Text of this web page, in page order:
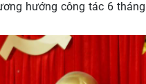
hướng công tác 6 tháng